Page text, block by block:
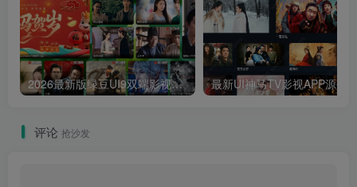
2026最新版绿豆UI9双端影视APP源码
评论 抢沙发